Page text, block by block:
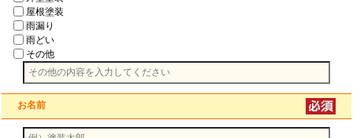
屋根塗装
雨漏り
雨どい
その他
お名前